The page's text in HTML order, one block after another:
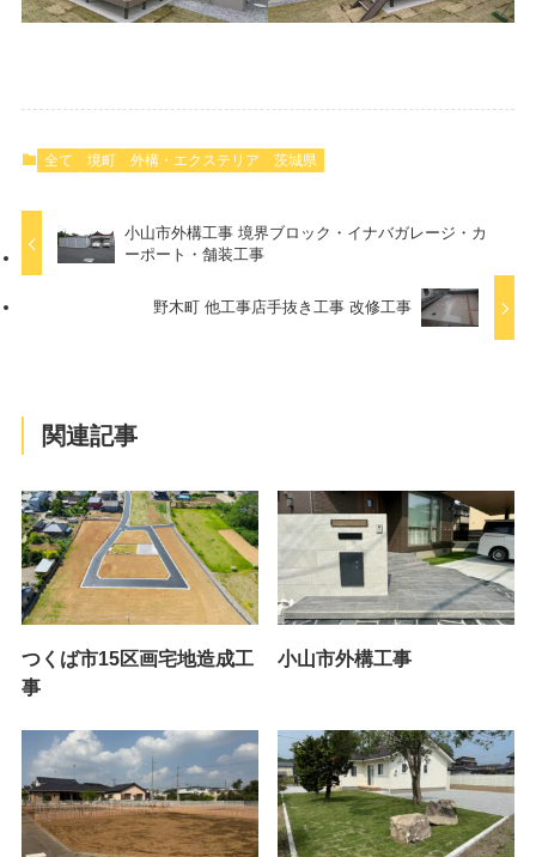
全て 境町 外構・エクステリア 茨城県
小山市外構工事 境界ブロック・イナバガレージ・カ
ーポート・舗装工事
野木町 他工事店手抜き工事 改修工事
関連記事
つくば市15区画宅地造成工
事
小山市外構工事